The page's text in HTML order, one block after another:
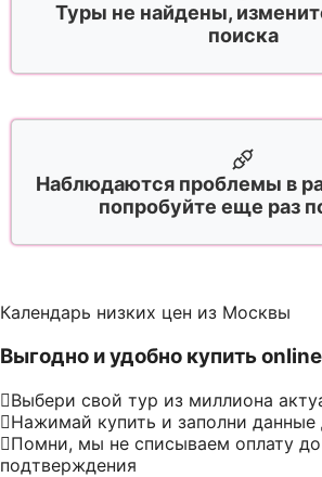
Туры не найдены,
поиска
Наблюдаются проблемы в
попробуйте еще раз
Календарь низких цен из Москвы
Выгодно и удобно купить online
Выбери свой тур из миллиона
Нажимай купить и заполни данные
Помни, мы не списываем оплату до
подтверждения